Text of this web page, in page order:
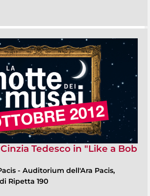
Tedesco in "Like a Bob
- Auditorium dell'Ara Pacis,
Ripetta 190